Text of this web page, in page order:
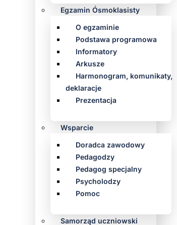
Egzamin Ósmoklasisty
O egzaminie
Podstawa programowa
Informatory
Arkusze
Harmonogram, komunikaty,
deklaracje
Prezentacja
Wsparcie
Doradca zawodowy
Pedagodzy
Pedagog specjalny
Psycholodzy
Pomoc
Samorząd uczniowski